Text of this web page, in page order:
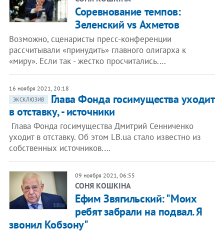
Соревнование темпов:
Зеленский vs Ахметов
Возможно, сценаристы пресс-конференции
рассчитывали «принудить» главного олигарха к
«миру». Если так - жестко просчитались.…
16 ноября 2021, 20:18
ЭКСКЛЮЗИВ
Глава Фонда госимущества уходит
в отставку, - источники
Глава Фонда госимущества Дмитрий Сенниченко
уходит в отставку. Об этом LB.ua стало известно из
собственных источников.…
09 ноября 2021, 06:55
СОНЯ КОШКІНА
Ефим Звягильский: "Моих
ребят забрали на подвал. Я
звонил Кобзону"